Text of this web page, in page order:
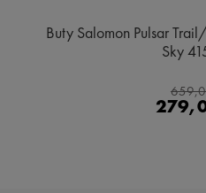
Buty Salomon Pulsar
Sky